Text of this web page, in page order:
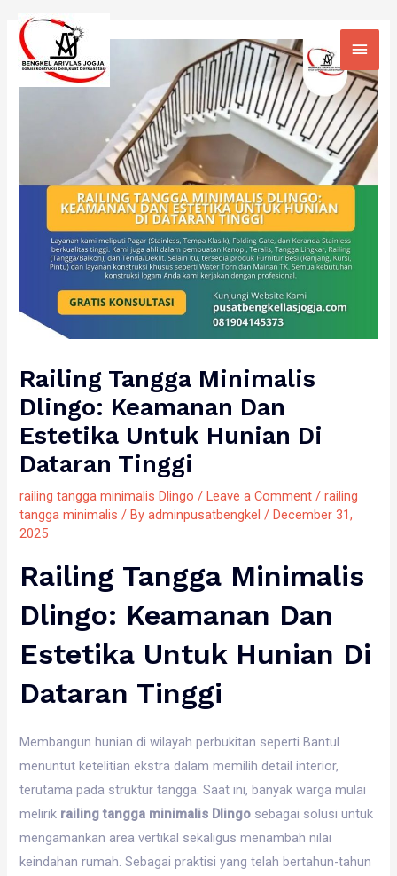
content
Railing Tangga Minimalis
Dlingo: Keamanan Dan
Estetika Untuk Hunian Di
Dataran Tinggi
railing tangga minimalis Dlingo /Leave a Comment /railing
tangga minimalis / Byadminpusatbengkel/December 31,
2025
Railing Tangga Minimalis
Dlingo: Keamanan Dan
Estetika Untuk Hunian Di
Dataran Tinggi
Membangun hunian di wilayah perbukitan seperti Bantul
menuntut ketelitian ekstra dalam memilih detail interior,
terutama pada struktur tangga. Saat ini, banyak warga mulai
melirik railing tangga minimalis Dlingo sebagai solusi untuk
mengamankan area vertikal sekaligus menambah nilai
keindahan rumah. Sebagai praktisi yang telah bertahun-tahun